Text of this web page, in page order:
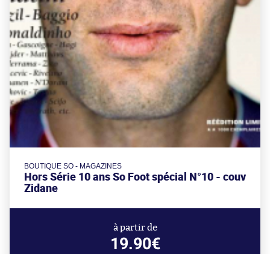
BOUTIQUE SO - MAGAZINES
Hors Série 10 ans So Foot spécial N°10 - couv
Zidane
à partir de
19.90€